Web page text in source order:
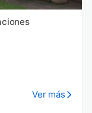
Ver más